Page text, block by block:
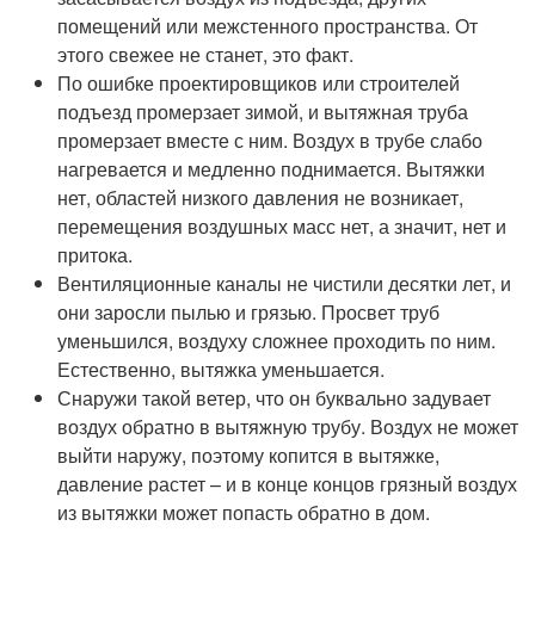
помещений или межстенного пространства. От
этого свежее не станет, это факт.
По ошибке проектировщиков или строителей
подъезд промерзает зимой, и вытяжная труба
промерзает вместе с ним. Воздух в трубе слабо
нагревается и медленно поднимается. Вытяжки
нет, областей низкого давления не возникает,
перемещения воздушных масс нет, а значит, нет и
притока.
Вентиляционные каналы не чистили десятки лет, и
они заросли пылью и грязью. Просвет труб
уменьшился, воздуху сложнее проходить по ним.
Естественно, вытяжка уменьшается.
Снаружи такой ветер, что он буквально задувает
воздух обратно в вытяжную трубу. Воздух не может
выйти наружу, поэтому копится в вытяжке,
давление растет – и в конце концов грязный воздух
из вытяжки может попасть обратно в дом.